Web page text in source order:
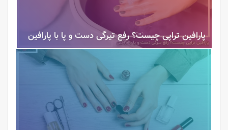
پارافین تراپی چیست؟ رفع تیرگی دست و پا با پارافین